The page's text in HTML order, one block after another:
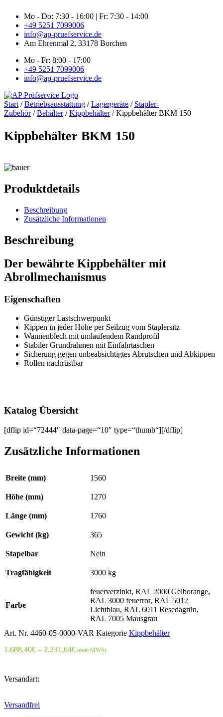
Inhalt
springen
Mo - Do: 7:30 - 16:00 | Fr: 7:30 - 14:00
+49 5251 7099006
info@ap-pruefservice.de
Am Ehrenmal 2, 33178 Borchen
Mo - Fr: 8:00 - 17:00
+49 5251 7099006
info@ap-pruefservice.de
Start /Betriebsausstattung /Lagergeräte / Stapler-
Zubehör/Behälter/Kippbehälter/ Kippbehälter BKM 150
Kippbehälter BKM 150
Produktdetails
Beschreibung
Zusätzliche Informationen
Beschreibung
Der bewährte Kippbehälter mit
Abrollmechanismus
Eigenschaften
Günstiger Lastschwerpunkt
Kippen in jeder Höhe per Seilzug vom Staplersitz
Wannenblech mit umlaufendem Randprofil
Stabiler Grundrahmen mit Einfahrtaschen
Sicherung gegen unbeabsichtigtes Abrutschen und Abkippen
Rollen nachrüstbar
Katalog Übersicht
[dflip id=“72444″ data-page=“10″ type=“thumb“][/dflip]
Zusätzliche Informationen
Breite (mm) 1560
Höhe (mm) 1270
Länge (mm) 1760
Gewicht (kg) 365
Stapelbar Nein
Tragfähigkeit 3000 kg
Farbe
feuerverzinkt, RAL 2000 Gelborange,
RAL 3000 feuerrot, RAL 5012
Lichtblau, RAL 6011 Resedagrün,
RAL 7005 Mausgrau
Art. Nr. 4460-05-0000-VAR Kategorie Kippbehälter
1.688,40€ – 2.231,64€Preisspanne:
ohne MWSt.
Versandart:
Versandfrei